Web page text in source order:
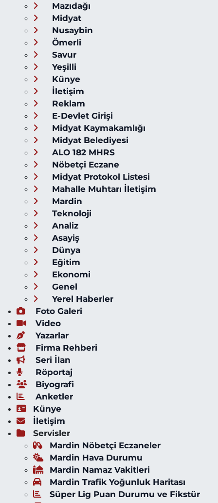
Mazıdağı
Midyat
Nusaybin
Ömerli
Savur
Yeşilli
Künye
İletişim
Reklam
E-Devlet Girişi
Midyat Kaymakamlığı
Midyat Belediyesi
ALO 182 MHRS
Nöbetçi Eczane
Midyat Protokol Listesi
Mahalle Muhtarı İletişim
Mardin
Teknoloji
Analiz
Asayiş
Dünya
Eğitim
Ekonomi
Genel
Yerel Haberler
Foto Galeri
Video
Yazarlar
Firma Rehberi
Seri İlan
Röportaj
Biyografi
Anketler
Künye
İletişim
Servisler
Mardin Nöbetçi Eczaneler
Mardin Hava Durumu
Mardin Namaz Vakitleri
Mardin Trafik Yoğunluk Haritası
Süper Lig Puan Durumu ve Fikstür